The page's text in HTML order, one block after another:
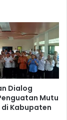
Dialog
Mutu
Kabupaten